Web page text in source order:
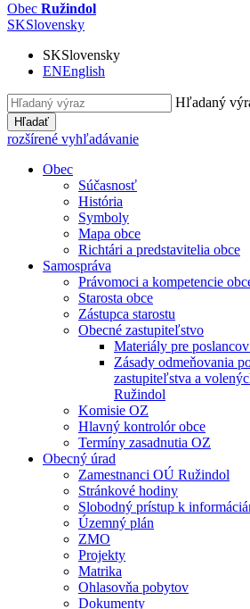
Obec Ružindol
SKSlovensky
SKSlovensky
ENEnglish
Hľadaný
Hľadať
rozšírené vyhľadávanie
Obec
Súčasnosť
História
Symboly
Mapa obce
Richtári a predstavitelia obce
Samospráva
Právomoci a kompetencie
Starosta obce
Zástupca starostu
Obecné zastupiteľstvo
Materiály pre
Zásady odmeňovania
zastupiteľstva a
Ružindol
Komisie OZ
Hlavný kontrolór obce
Termíny zasadnutia OZ
Obecný úrad
Zamestnanci OÚ Ružindol
Stránkové hodiny
Slobodný prístup k
Územný plán
ZMO
Projekty
Matrika
Ohlasovňa pobytov
Dokumenty